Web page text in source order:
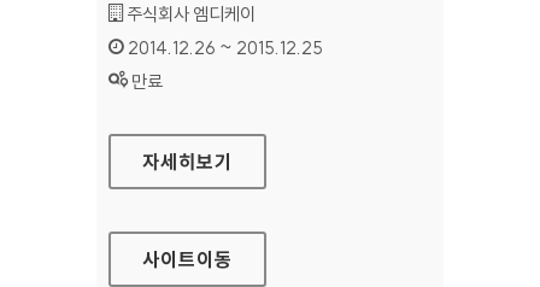
기관명 :
주식회사 엠디케이
인증기간 :
2014.12.26 ~ 2015.12.25
상태 :
만료
MEDIAKOR RUSSIAN 홈페이지
자세히보기
사이트이동